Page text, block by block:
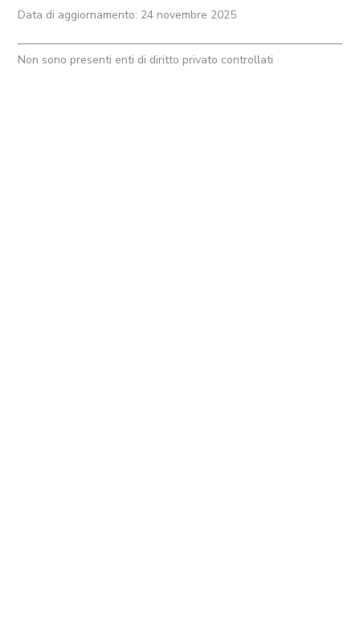
Data di aggiornamento: 24 novembre 2025
Non sono presenti enti di diritto privato controllati